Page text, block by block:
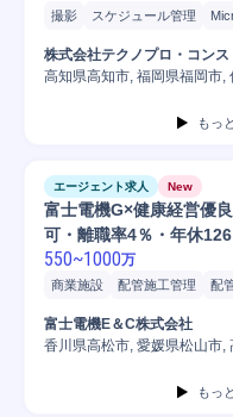
撮影 スケジュール管理
プロジェクト
書類作成
株式会社テクノプロ・コン
高知県高知市, 福岡県福岡市,
もっ
エージェント求人 New
富士電機G×健康経営優
可・離職率4％・年休
550~1000万
商業施設 配管施工管理 配
施工管理
予算管理 品質管理
更生管施工管理
工場 給排
現場施工
富士電機E＆C株式会社
香川県高松市, 愛媛県松山市,
もっ